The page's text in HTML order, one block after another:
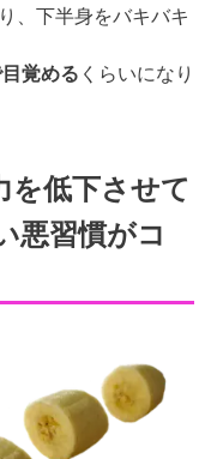
、下半身をバキバキ
覚める くらいになり
を低下させて
悪習慣がコ